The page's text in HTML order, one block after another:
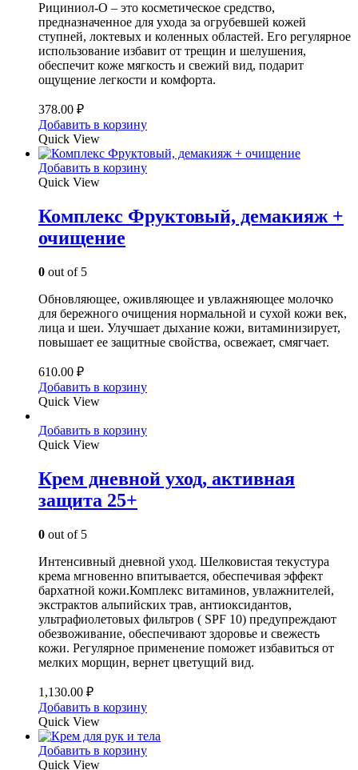
Рициниол-О – это косметическое средство,
предназначенное для ухода за огрубевшей кожей
ступней, локтевых и коленных областей. Его регулярное
использование избавит от трещин и шелушения,
обеспечит коже мягкость и свежий вид, подарит
ощущение легкости и комфорта.
378.00 ₽
Добавить в корзину
Quick View
Добавить в корзину
Quick View
Комплекс Фруктовый, демакияж +
очищение
0 out of 5
Обновляющее, оживляющее и увлажняющее молочко
для бережного очищения нормальной и сухой кожи век,
лица и шеи. Улучшает дыхание кожи, витаминизирует,
повышает ее защитные свойства, освежает, смягчает.
610.00 ₽
Добавить в корзину
Quick View
Добавить в корзину
Quick View
Крем дневной уход, активная
защита 25+
0 out of 5
Интенсивный дневной уход. Шелковистая текустура
крема мгновенно впитывается, обеспечивая эффект
бархатной кожи.Комплекс витаминов, увлажнителей,
экстрактов альпийских трав, антиоксидантов,
ультрафиолетовых фильтров ( SPF 10) предупреждают
обезвоживание, обеспечивают здоровье и свежесть
кожи. Регулярное применение поможет избавиться от
мелких морщин, вернет цветущий вид.
1,130.00 ₽
Добавить в корзину
Quick View
Добавить в корзину
Quick View